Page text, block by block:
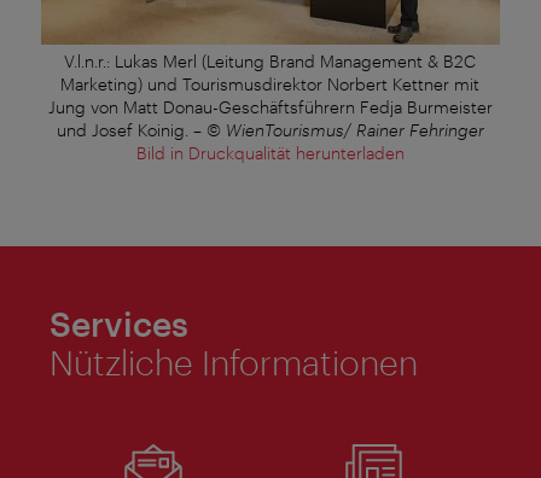
V.l.n.r.: Lukas Merl (Leitung Brand Management & B2C
Marketing) und Tourismusdirektor Norbert Kettner mit
Jung von Matt Donau-Geschäftsführern Fedja Burmeister
und Josef Koinig. – © WienTourismus/ Rainer Fehringer
Bild in Druckqualität herunterladen
Services
Nützliche Informationen